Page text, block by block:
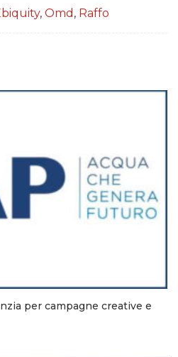
, Omd , Raffo
per campagne creative e